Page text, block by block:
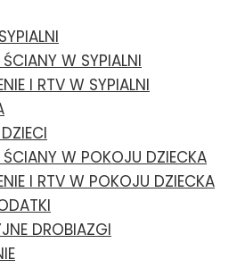
W SYPIALNI
I RTV W SYPIALNI
W POKOJU DZIECKA
I RTV W POKOJU DZIECKA
DROBIAZGI